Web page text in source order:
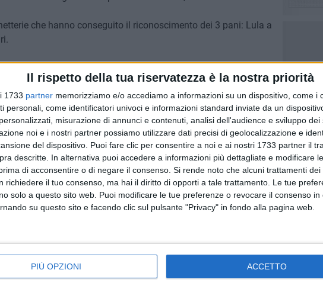
Il rispetto della tua riservatezza è la nostra priorità
1733 partner memorizziamo e/o accediamo a informazioni su un dispositivo, come i
personali, come identificatori univoci e informazioni standard inviate da un
misurazione di annunci e contenuti, analisi dell'audience e sviluppo dei
noi e i nostri partner possiamo utilizzare dati precisi di geolocalizzazione e
del dispositivo. Puoi fare clic per consentire a noi e ai nostri 1733 partner il
descritte. In alternativa puoi accedere a informazioni più dettagliate e modificare
di acconsentire o di negare il consenso. Si rende noto che alcuni trattamenti
richiedere il tuo consenso, ma hai il diritto di opporti a tale trattamento. Le tue
solo a questo sito web. Puoi modificare le tue preferenze o revocare il consenso in
su questo sito e facendo clic sul pulsante "Privacy" in fondo alla pagina web.
PIÙ OPZIONI ACCETTO
che hanno conseguito il riconoscimento dei 3 pani: Lula a
al
scolastico
fino al 14
7 AGOSTO 2026
Uomo fermato in via Porta Pia:
intervento lampo degli agenti in
borghese